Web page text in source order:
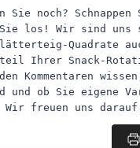
Sie noch?
Sie los! Wir sind uns
Quadrate
Ihrer Snack-
Kommentaren
und ob Sie eigene
Wir freuen uns